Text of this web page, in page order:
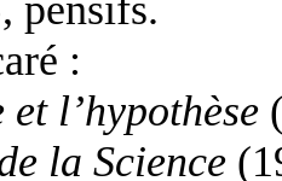
pensifs.
:
l’hypothèse
la Science